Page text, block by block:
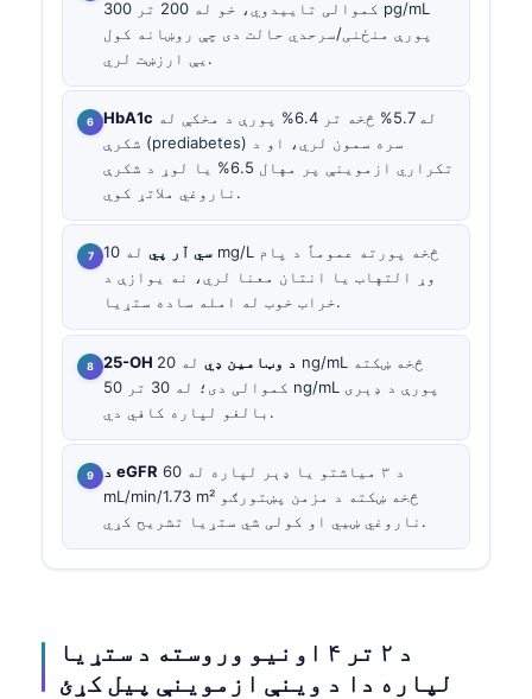
کموالی تاییدوي، خو له 200 تر 300 pg/mL
پورې منځنی/سرحدي حالت دی چې روښانه کول
یې ارزښت لري.
HbA1c
شکرې (prediabetes) سره سمون لري، او د
تکراري ازموینې پر مهال 6.5% یا لوړ د شکرې
ناروغي ملاتړ کوي.
سي آر پي
له 10 mg/L څخه پورته عموماً د پام
وړ التهاب یا انتان معنا لري، نه یوازې د
خراب خوب له امله ساده ستړیا.
25-OH د وټامین ډي
له 20 ng/mL څخه ښکته
کموالی دی؛ له 30 تر 50 ng/mL پورې د ډېری
بالغو لپاره کافي دي.
د eGFR
mL/min/1.73 m² څخه ښکته د مزمن پښتورګو
ناروغي ښيي او کولی شي ستړیا تشریح کړي.
د ۲ تر ۴ اونیو وروسته د ستړیا
لپاره دا د وینې ازموینې پیل کړئ